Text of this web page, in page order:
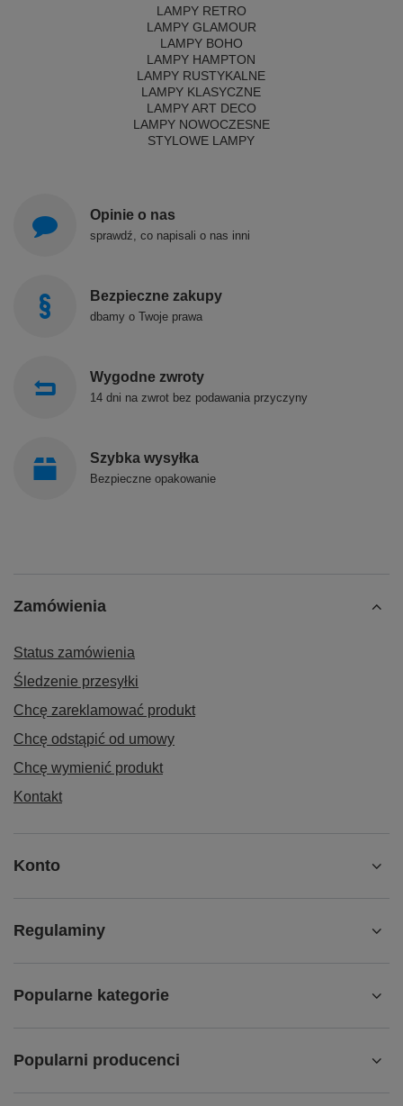
LAMPY RETRO
LAMPY GLAMOUR
LAMPY BOHO
LAMPY HAMPTON
LAMPY RUSTYKALNE
LAMPY KLASYCZNE
LAMPY ART DECO
LAMPY NOWOCZESNE
STYLOWE LAMPY
Opinie o nas
sprawdź, co napisali o nas inni
Bezpieczne zakupy
dbamy o Twoje prawa
Wygodne zwroty
14 dni na zwrot bez podawania przyczyny
Szybka wysyłka
Bezpieczne opakowanie
Zamówienia
Status zamówienia
Śledzenie przesyłki
Chcę zareklamować produkt
Chcę odstąpić od umowy
Chcę wymienić produkt
Kontakt
Konto
Regulaminy
Popularne kategorie
Popularni producenci